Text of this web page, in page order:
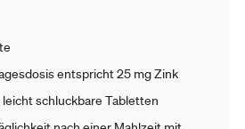
entspricht 25 mg Zink
schluckbare Tabletten